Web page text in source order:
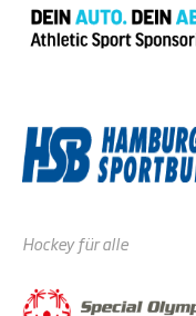
Hockey für alle